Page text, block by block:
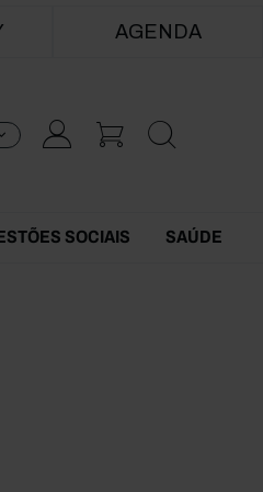
AGENDA
SOCIAIS SAÚDE